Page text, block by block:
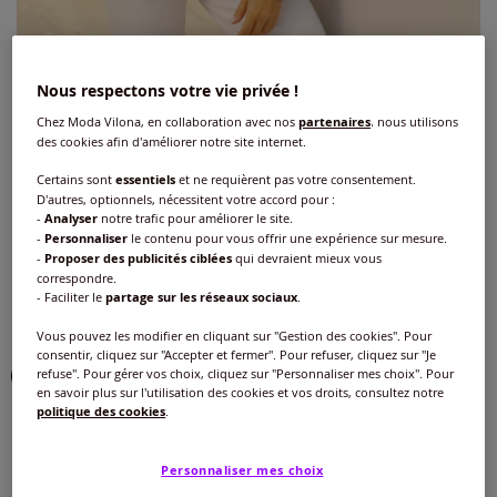
Pull encolure ronde mancherons
tendance
Réf : 409.812.018
Couleur :marine-blanc à motifs
Choisir une couleur :
Nous respectons votre vie privée !
Chez Moda Vilona, en collaboration avec nospartenaires, nous utilisons
des cookies afin d'améliorer notre site internet.
Certains sontessentiels et ne requièrent pas votre consentement.
D'autres, optionnels, nécessitent votre accord pour :
-Analyser notre trafic pour améliorer le site.
- Personnaliser le contenu pour vous offrir une expérience sur mesure.
- Proposer des publicités ciblées qui devraient mieux vous
correspondre.
- Faciliter lepartage sur les réseaux sociaux.
Vous pouvez les modifier en cliquant sur "Gestion des cookies". Pour
consentir, cliquez sur "Accepter et fermer". Pour refuser, cliquez sur "Je
refuse". Pour gérer vos choix, cliquez sur "Personnaliser mes choix". Pour
en savoir plus sur l'utilisation des cookies et vos droits, consultez notre
politique des cookies.
Personnaliser mes choix